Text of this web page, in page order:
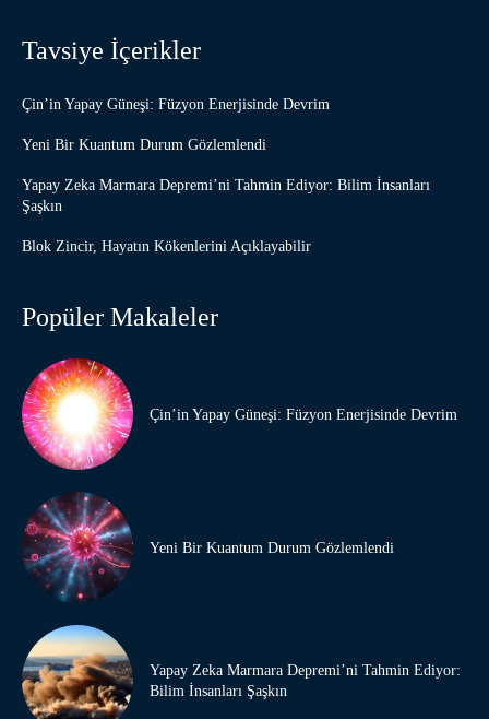
Tavsiye İçerikler
Çin’in Yapay Güneşi: Füzyon Enerjisinde Devrim
Yeni Bir Kuantum Durum Gözlemlendi
Yapay Zeka Marmara Depremi’ni Tahmin Ediyor: Bilim İnsanları
Şaşkın
Blok Zincir, Hayatın Kökenlerini Açıklayabilir
Popüler Makaleler
Çin’in Yapay Güneşi: Füzyon Enerjisinde Devrim
Yeni Bir Kuantum Durum Gözlemlendi
Yapay Zeka Marmara Depremi’ni Tahmin Ediyor:
Bilim İnsanları Şaşkın